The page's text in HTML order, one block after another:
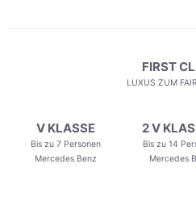
FIRST
LUXUS ZUM
V KLASSE
Bis zu 7 Personen
Mercedes Benz
2 V
Bis zu 14
Mercedes